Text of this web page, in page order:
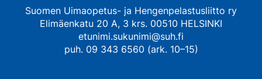
Suomen Uimaopetus- ja Hengenpelastusliitto ry
Elimäenkatu 20 A, 3 krs. 00510 HELSINKI
etunimi.sukunimi@suh.fi
puh. 09 343 6560 (ark. 10–15)